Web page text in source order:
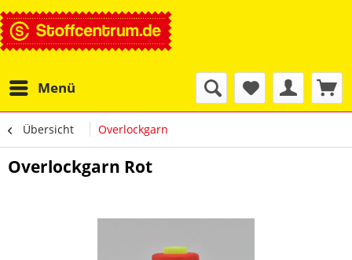
Menü
Übersicht Overlockgarn
Overlockgarn Rot